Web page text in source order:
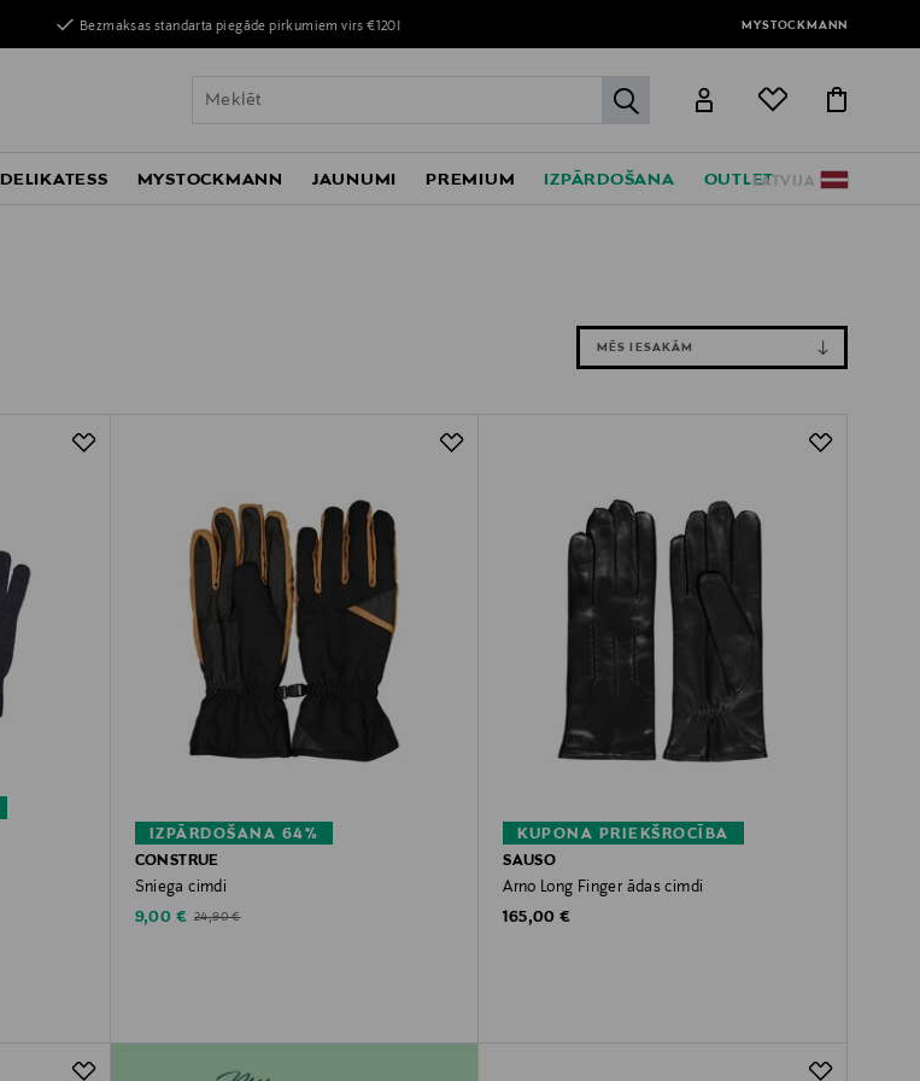
Bezmaksas standarta piegāde pirkumiem virs €120! MYSTOCKMANN
label.header.go
LATVIJA
DELIKATESS MYSTOCKMANN JAUNUMI PREMIUM IZPĀRDOŠANA OUTLET
MĒS IESAKĀM
IZPĀRDOŠANA 64%
CONSTRUE
Sniega cimdi
Discounted Price
9,00 € Original Price
24,90 €
KUPONA PRIEKŠROCĪBA
SAUSO
Arno Long Finger ādas cimdi
Original Price
165,00 €